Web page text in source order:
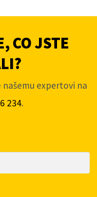
CO JSTE
expertovi na
234.